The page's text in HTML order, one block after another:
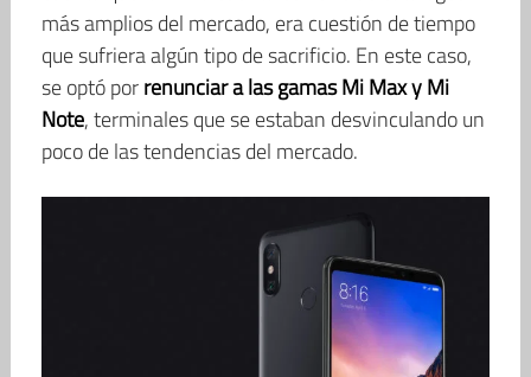
más amplios del mercado, era cuestión de tiempo
que sufriera algún tipo de sacrificio. En este caso,
se optó porrenunciar a las gamas Mi Max y Mi
Note, terminales que se estaban desvinculando un
poco de las tendencias del mercado.